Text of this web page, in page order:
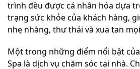
trình đều được cá nhân hóa dựa
trạng sức khỏe của khách hàng,
nhẹ nhàng, thư thái và xua tan
Một trong những điểm nổi bật của
Spa là dịch vụ chăm sóc tại nhà.